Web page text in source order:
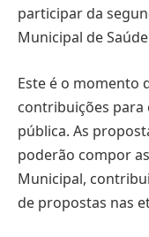
participar da
Municipal de
Este é o momento
contribuições
pública. As
poderão compor
Municipal,
de propostas nas